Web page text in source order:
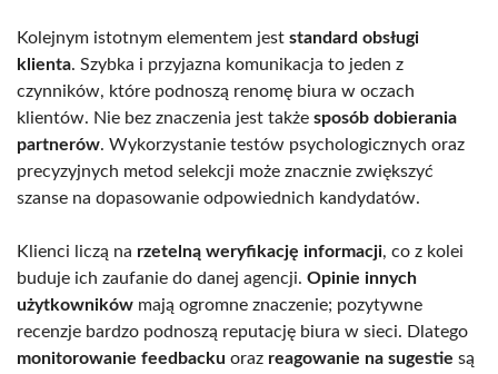
Kolejnym istotnym elementem jest standard obsługi
klienta. Szybka i przyjazna komunikacja to jeden z
czynników, które podnoszą renomę biura w oczach
klientów. Nie bez znaczenia jest także sposób dobierania
partnerów. Wykorzystanie testów psychologicznych oraz
precyzyjnych metod selekcji może znacznie zwiększyć
szanse na dopasowanie odpowiednich kandydatów.
Klienci liczą na rzetelną weryfikację informacji, co z kolei
buduje ich zaufanie do danej agencji. Opinie innych
użytkowników mają ogromne znaczenie; pozytywne
recenzje bardzo podnoszą reputację biura w sieci. Dlatego
monitorowanie feedbacku oraz reagowanie na sugestie są